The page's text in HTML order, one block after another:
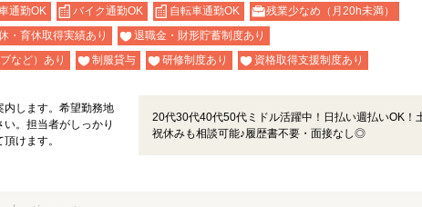
通勤OK バイク通勤OK 自転車通勤OK
残業少なめ（月20h未満）
・育休取得実績あり
退職金・財形貯蓄制度あり
など）あり
制服貸与 研修制度あり 資格取得支援制度あり
内します。希望勤務地
。担当者がしっかり
けます。
20代30代40代50代ミドル活躍中！日払い週払いOK！
祝休みも相談可能♪履歴書不要・面接なし◎